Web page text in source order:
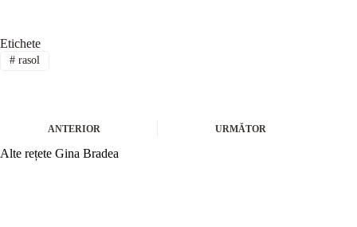
Etichete
#rasol
ANTERIOR URMĂTOR
Alte rețete Gina Bradea